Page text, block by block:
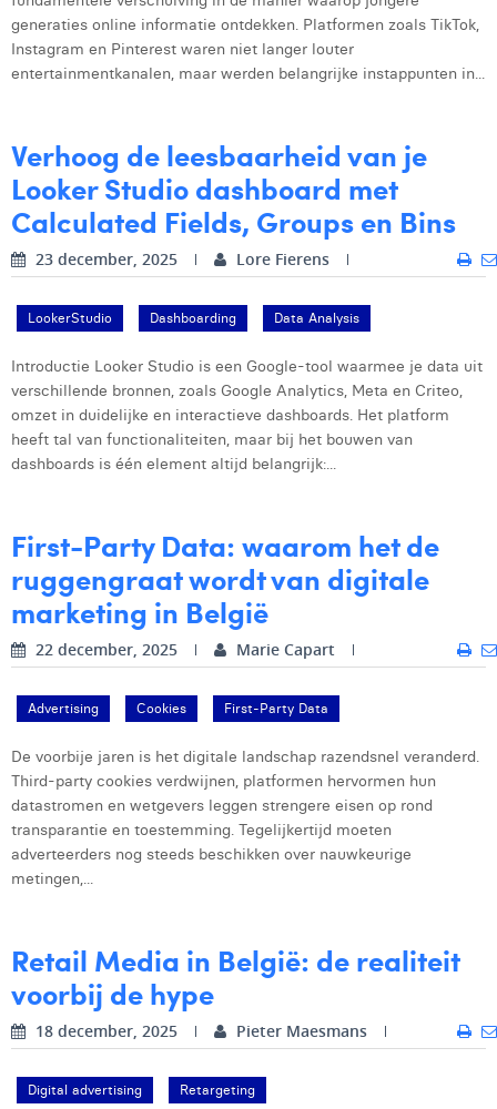
generaties online informatie ontdekken. Platformen zoals TikTok,
Instagram en Pinterest waren niet langer louter
entertainmentkanalen, maar werden belangrijke instappunten in...
Verhoog de leesbaarheid van je
Looker Studio dashboard met
Calculated Fields, Groups en Bins
23 december, 2025 Lore Fierens
LookerStudio Dashboarding Data Analysis
Introductie Looker Studio is een Google-tool waarmee je data uit
verschillende bronnen, zoals Google Analytics, Meta en Criteo,
omzet in duidelijke en interactieve dashboards. Het platform
heeft tal van functionaliteiten, maar bij het bouwen van
dashboards is één element altijd belangrijk:...
First-Party Data: waarom het de
ruggengraat wordt van digitale
marketing in België
22 december, 2025 Marie Capart
Advertising Cookies First-Party Data
De voorbije jaren is het digitale landschap razendsnel veranderd.
Third-party cookies verdwijnen, platformen hervormen hun
datastromen en wetgevers leggen strengere eisen op rond
transparantie en toestemming. Tegelijkertijd moeten
adverteerders nog steeds beschikken over nauwkeurige
metingen,...
Retail Media in België: de realiteit
voorbij de hype
18 december, 2025 Pieter Maesmans
Digital advertising Retargeting